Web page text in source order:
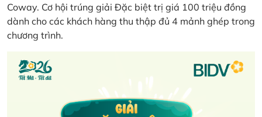
Coway. Cơ hội trúng giải Đặc biệt trị giá 100 triệu đồng
dành cho các khách hàng thu thập đủ 4 mảnh ghép trong
chương trình.